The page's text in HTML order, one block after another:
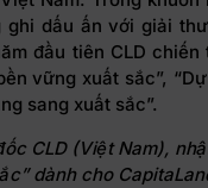
ghi dấu ấn với giải
đầu tiên CLD
vững xuất sắc”,
sang xuất sắc”.
CLD (Việt Nam),
dành cho